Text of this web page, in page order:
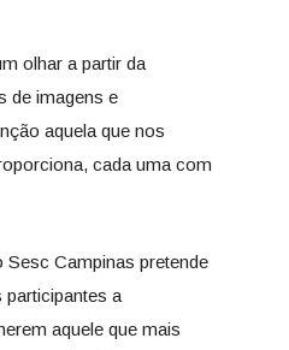
olhar a partir da
de imagens e
aquela que nos
cada uma com
Campinas pretende
a
aquele que mais